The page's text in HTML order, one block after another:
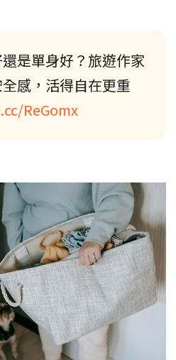
是單身好？旅遊作家
感，活得自在更重
ReGomx